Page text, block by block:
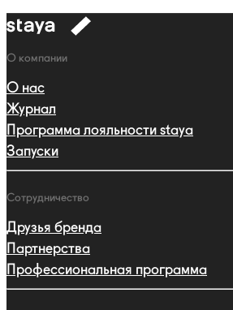
к
Навигация
О компании
О нас
Журнал
Программа лояльности staya
Запуски
Сотрудничество
Друзья бренда
Партнерства
Профессиональная программа